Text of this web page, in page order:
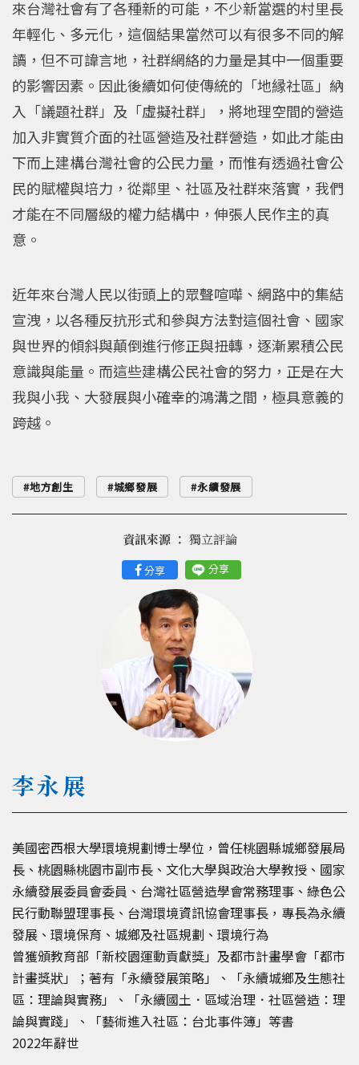
來台灣社會有了各種新的可能，不少新當選的村里長
年輕化、多元化，這個結果當然可以有很多不同的解
讀，但不可諱言地，社群網絡的力量是其中一個重要
的影響因素。因此後續如何使傳統的「地縁社區」納
入「議題社群」及「虛擬社群」，將地理空間的營造
加入非實質介面的社區營造及社群營造，如此才能由
下而上建構台灣社會的公民力量，而惟有透過社會公
民的賦權與培力，從鄰里、社區及社群來落實，我們
才能在不同層級的權力結構中，伸張人民作主的真
意。
近年來台灣人民以街頭上的眾聲喧嘩、網路中的集結
宣洩，以各種反抗形式和參與方法對這個社會、國家
與世界的傾斜與顛倒進行修正與扭轉，逐漸累積公民
意識與能量。而這些建構公民社會的努力，正是在大
我與小我、大發展與小確幸的鴻溝之間，極具意義的
跨越。
地方創生 城鄉發展 永續發展
分享 分享
資訊來源 ： 獨立評論
李永展
美國密西根大學環境規劃博士學位，曾任桃園縣城鄉發展局
長、桃園縣桃園市副市長、文化大學與政治大學教授、國家
永續發展委員會委員、台灣社區營造學會常務理事、綠色公
民行動聯盟理事長、台灣環境資訊協會理事長，專長為永續
發展、環境保育、城鄉及社區規劃、環境行為
曾獲頒教育部「新校園運動貢獻獎」及都市計畫學會「都市
計畫獎狀」；著有「永續發展策略」、「永續城鄉及生態社
區：理論與實務」、「永續國土．區域治理．社區營造：理
論與實踐」、「藝術進入社區：台北事件簿」等書
2022年辭世